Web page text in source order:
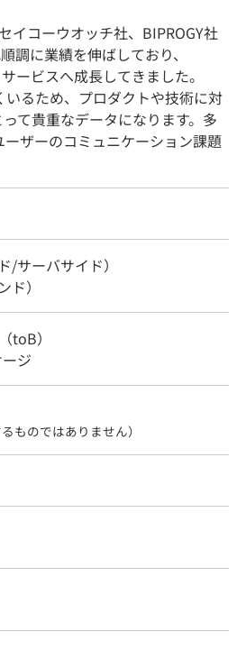
イコーウオッチ社、BIPROGY社
調に業績を伸ばしており、
ービスへ成長してきました。
るため、プロダクトや技術に対
て貴重なデータになります。多
ザーのコミュニケーション課題
サーバサイド）
）
toB）
ジ
ものではありません）